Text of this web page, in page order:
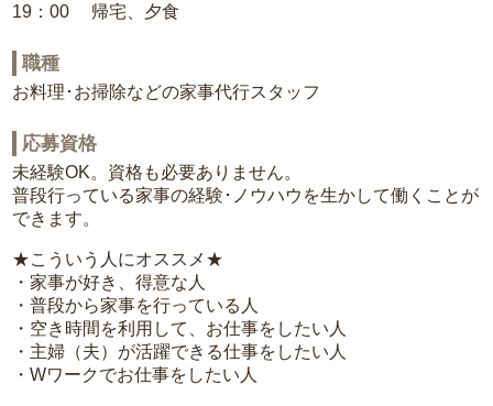
19：00 帰宅、夕食
職種
お料理･お掃除などの家事代行スタッフ
応募資格
未経験OK。資格も必要ありません。
普段行っている家事の経験･ノウハウを生かして働くことが
できます。
★こういう人にオススメ★
・家事が好き、得意な人
・普段から家事を行っている人
・空き時間を利用して、お仕事をしたい人
・主婦（夫）が活躍できる仕事をしたい人
・Wワークでお仕事をしたい人